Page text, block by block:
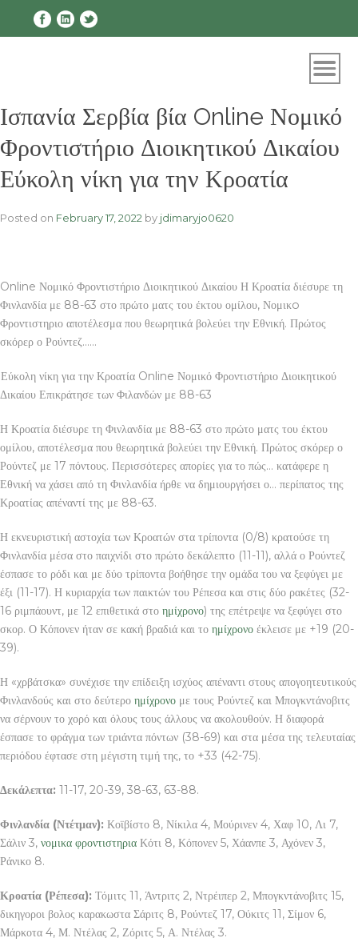
Ισπανία Σερβία βία Online Νομικό
Φροντιστήριο Διοικητικού Δικαίου
Εύκολη νίκη για την Κροατία
Posted on February 17, 2022 by jdimaryjo0620
Online Νομικό Φροντιστήριο Διοικητικού Δικαίου Η Κροατία διέσυρε τη
Φινλανδία με 88-63 στο πρώτο ματς του έκτου ομίλου, Νομικo
Φροντιστηριο αποτέλεσμα που θεωρητικά βολεύει την Εθνική. Πρώτος
σκόρερ ο Ρούντεζ……
Εύκολη νίκη για την Κροατία Online Νομικό Φροντιστήριο Διοικητικού
Δικαίου Επικράτησε των Φιλανδών με 88-63
Η Κροατία διέσυρε τη Φινλανδία με 88-63 στο πρώτο ματς του έκτου
ομίλου, αποτέλεσμα που θεωρητικά βολεύει την Εθνική. Πρώτος σκόρερ ο
Ρούντεζ με 17 πόντους. Περισσότερες απορίες για το πώς… κατάφερε η
Εθνική να χάσει από τη Φινλανδία ήρθε να δημιουργήσει ο… περίπατος της
Κροατίας απέναντί της με 88-63.
Η εκνευριστική αστοχία των Κροατών στα τρίποντα (0/8) κρατούσε τη
Φινλανδία μέσα στο παιχνίδι στο πρώτο δεκάλεπτο (11-11), αλλά ο Ρούντεζ
έσπασε το ρόδι και με δύο τρίποντα βοήθησε την ομάδα του να ξεφύγει με
έξι (11-17). Η κυριαρχία των παικτών του Ρέπεσα και στις δύο ρακέτες (32-
16 ριμπάουντ, με 12 επιθετικά στο ημίχρονο) της επέτρεψε να ξεφύγει στο
σκορ. Ο Κόπονεν ήταν σε κακή βραδιά και το ημίχρονο έκλεισε με +19 (20-
39).
Η «χρβάτσκα» συνέχισε την επίδειξη ισχύος απέναντι στους απογοητευτικούς
Φινλανδούς και στο δεύτερο ημίχρονο με τους Ρούντεζ και Μπογκντάνοβιτς
να σέρνουν το χορό και όλους τους άλλους να ακολουθούν. Η διαφορά
έσπασε το φράγμα των τριάντα πόντων (38-69) και στα μέσα της τελευταίας
περιόδου έφτασε στη μέγιστη τιμή της, το +33 (42-75).
Δεκάλεπτα: 11-17, 20-39, 38-63, 63-88.
Φινλανδία (Ντέτμαν): Κοϊβίστο 8, Νίκιλα 4, Μούρινεν 4, Χαφ 10, Λι 7,
Σάλιν 3, νομικα φροντιστηρια Κότι 8, Κόπονεν 5, Χάανπε 3, Αχόνεν 3,
Ράνικο 8.
Κροατία (Ρέπεσα): Τόμιτς 11, Άντριτς 2, Ντρέιπερ 2, Μπογκντάνοβιτς 15,
δικηγοροι βολος καρακωστα Σάριτς 8, Ρούντεζ 17, Ούκιτς 11, Σίμον 6,
Μάρκοτα 4, Μ. Ντέλας 2, Ζόριτς 5, Α. Ντέλας 3.